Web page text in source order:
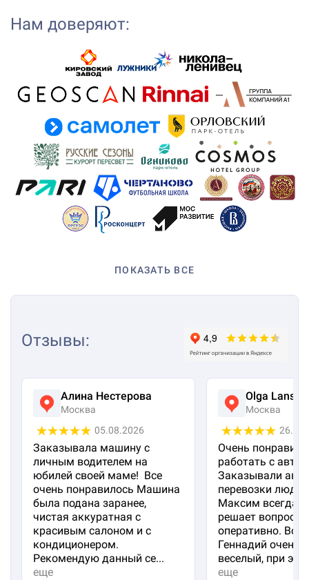
Нам доверяют:
ПОКАЗАТЬ ВСЕ
Отзывы:
Алина Нестерова
Москва
05.08.2026
Заказывала машину с
личным водителем на
юбилей своей маме! Все
очень понравилось Машина
была подана заранее,
чистая аккуратная с
красивым салоном и с
кондиционером.
Рекомендую данный се...
еще
Olga
Москва
Очень
работать с авто
Заказывали
перевозки
Максим всегда
решает вопросы
оперативно.
Геннадий очень
веселый, при эт...
еще